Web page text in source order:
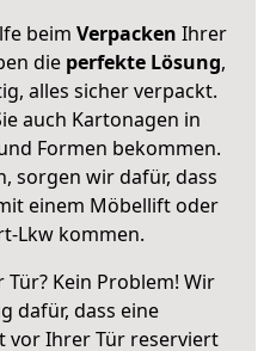
beim Verpacken Ihrer
die perfekte Lösung,
alles sicher verpackt.
auch Kartonagen in
Formen bekommen.
sorgen wir dafür, dass
einem Möbellift oder
Lkw kommen.
Kein Problem! Wir
dafür, dass eine
vor Ihrer Tür reserviert